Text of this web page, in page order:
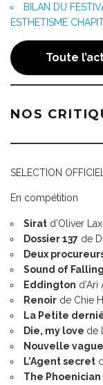
BILAN DU
ESTHETISME
Toute
NOS
SELECTION
En compétition
Sirat d’Oliver
Dossier 137 de
Deux
Sound of Falling
Eddington d’Ari
Renoir de Chie
La Petite
Die, my love de
Nouvelle vague
L’Agent secret
The